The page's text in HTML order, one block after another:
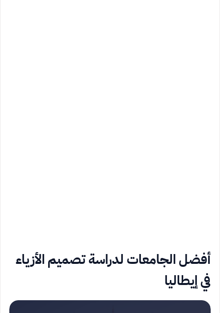
أفضل الجامعات لدراسة تصميم الأزياء
في إيطاليا